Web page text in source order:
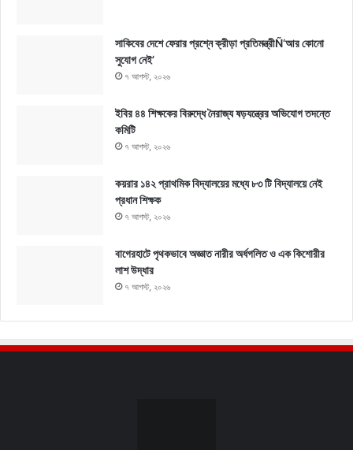
সাকিবের দেশে ফেরার প্রশ্নে ক্রীড়া প্রতিমন্ত্রীÑ‘আর কোনো
সুযোগ নেই’
৭ আগস্ট, ২০২৬
ইবির ৪৪ শিক্ষকের বিরুদ্ধে নৈরাজ্য ষড়যন্ত্রের অভিযোগ তদন্তে
কমিটি
৭ আগস্ট, ২০২৬
কয়রার ১৪২ প্রাথমিক বিদ্যালয়ের মধ্যে ৮৩ টি বিদ্যালয়ে নেই
প্রধান শিক্ষক
৭ আগস্ট, ২০২৬
বাগেরহাটে পৃথকভাবে অজ্ঞাত নারীর অর্ধগলিত ও এক কিশোরীর
লাশ উদ্ধার
৭ আগস্ট, ২০২৬